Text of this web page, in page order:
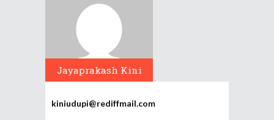
Jayaprakash Kini
kiniudupi@rediffmail.com